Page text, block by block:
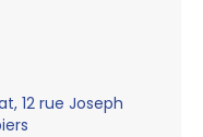
12 rue Joseph